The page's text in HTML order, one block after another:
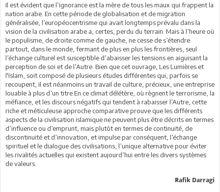
Il est évident que l’ignorance est la mère de tous les maux qui frappent la
nation arabe. En cette période de globalisation et de migration
généralisée, l’européocentrisme qui avait longtemps prévalu dans la
vision de la civilisation arabe a, certes, perdu du terrain. Mais à l’heure où
le populisme, de droite comme de gauche, ne cesse de s’étendre
partout, dans le monde, fermant de plus en plus les frontières, seul
l’échange culturel est susceptible d’abaisser les tensions en aiguisant la
perception de soi et de l’Autre. Bien que cet ouvrage, Les Lumières et
l'Islam, soit composé de plusieurs études différentes qui, parfois se
recoupent, il est néanmoins un travail de culture, précieux, une entreprise
louable à plus d’un titre.En ce climat délétère, où règnent le terrorisme, la
méfiance, et les discours négatifs qui tendent à rabaisser l’Autre, cette
riche et méticuleuse approche comparative prouve que les différents
aspects de la civilisation islamique ne peuvent plus être décrits en termes
d’influence ou d’emprunt, mais plutôt en termes de continuité, de
discontinuité et d’innovation, et impulse par conséquent, l’échange
spirituel et le dialogue des civilisations, l’unique alternative pour éviter
les rivalités actuelles qui existent aujourd’hui entre les divers systèmes
de valeurs.
Rafik Darragi